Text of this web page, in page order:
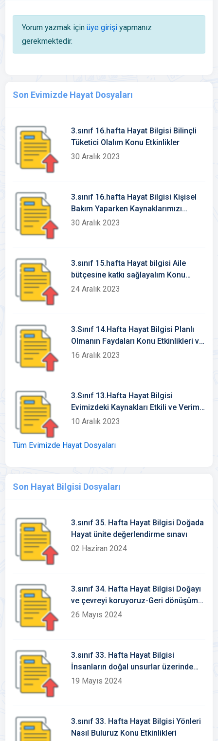
Yorum yazmak için üye girişiyapmanız
gerekmektedir.
Son Evimizde Hayat Dosyaları
3.sınıf 16.hafta Hayat Bilgisi Bilinçli
Tüketici Olalım Konu Etkinlikler
30 Aralık 2023
3.sınıf 16.hafta Hayat Bilgisi Kişisel
Bakım Yaparken Kaynaklarımızı
Verimli Kullanalım Konu Etkinlikleri
30 Aralık 2023
3.sınıf 15.hafta Hayat bilgisi Aile
bütçesine katkı sağlayalım Konu
Etkinlikleri
24 Aralık 2023
3.Sınıf 14.Hafta Hayat Bilgisi Planlı
Olmanın Faydaları Konu Etkinlikleri ve
Defter Notu
16 Aralık 2023
3.Sınıf 13.Hafta Hayat Bilgisi
Evimizdeki Kaynakları Etkili ve Verimli
Kullanalım Defter Notu ve Konu
10 Aralık 2023
Tüm Evimizde Hayat Dosyaları
Son Hayat Bilgisi Dosyaları
3.sınıf 35. Hafta Hayat Bilgisi Doğada
Hayat ünite değerlendirme sınavı
02 Haziran 2024
3.sınıf 34. Hafta Hayat Bilgisi Doğayı
ve çevreyi koruyoruz-Geri dönüşüme
katkı sağlayalım Konu Etkinlikleri
26 Mayıs 2024
3.sınıf 33. Hafta Hayat Bilgisi
İnsanların doğal unsurlar üzerinde
ekileri Konu Etkinlikleri
19 Mayıs 2024
3.sınıf 33. Hafta Hayat Bilgisi Yönleri
Nasıl Buluruz Konu Etkinlikleri